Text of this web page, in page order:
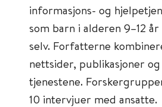
informasjons- og
som barn i alderen 9–12
selv. Forfatterne
nettsider, publikasjoner
tjenestene.
10 intervjuer med ansatte.